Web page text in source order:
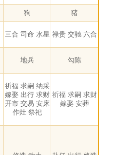
狗 猪
三合 司命 水星 禄贵 交驰 六合
地兵 勾陈
祈福 求嗣 纳采
嫁娶 出行 求财
开市 交易 安床
作灶 祭祀
祈福 求嗣 求财
嫁娶 安葬